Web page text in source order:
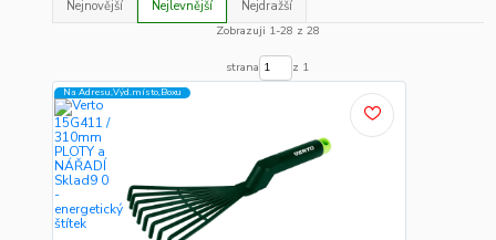
Nejnovější Nejlevnější
Nejdražší
Zobrazuji 1-28 z 28
strana z 1
Na Adresu,Výd.místo,Boxu